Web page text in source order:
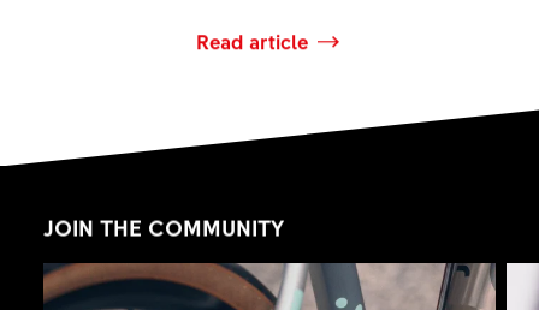
Read article
JOIN THE COMMUNITY